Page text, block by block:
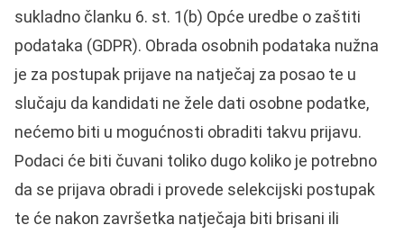
sukladno članku 6. st. 1(b) Opće uredbe o zaštiti
podataka (GDPR). Obrada osobnih podataka nužna
je za postupak prijave na natječaj za posao te u
slučaju da kandidati ne žele dati osobne podatke,
nećemo biti u mogućnosti obraditi takvu prijavu.
Podaci će biti čuvani toliko dugo koliko je potrebno
da se prijava obradi i provede selekcijski postupak
te će nakon završetka natječaja biti brisani ili